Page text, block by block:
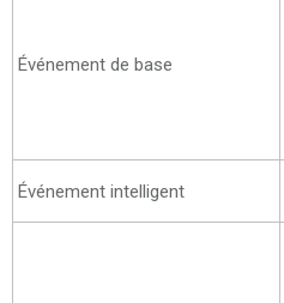
Événement de base
Événement intelligent